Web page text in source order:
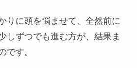
りに頭を悩ませて、全然前に
しずつでも進む方が、結果ま
です。